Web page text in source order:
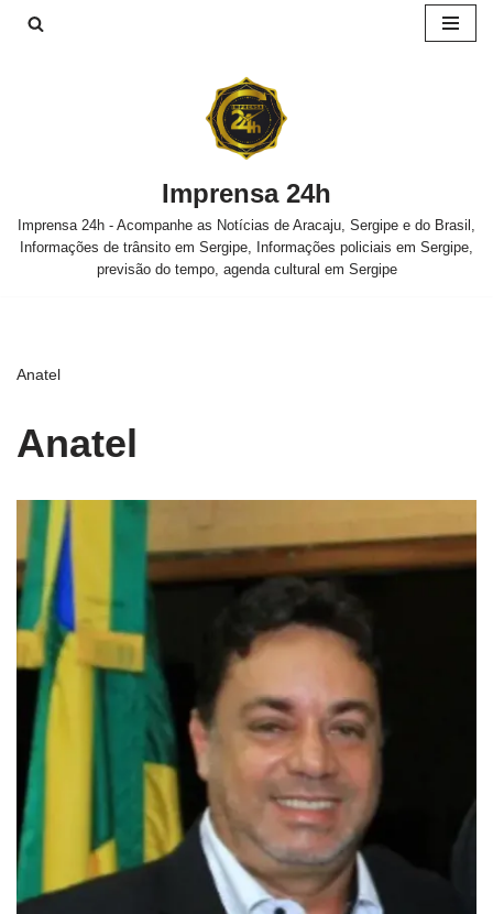
Imprensa 24h
Imprensa 24h - Acompanhe as Notícias de Aracaju, Sergipe e do Brasil,
Informações de trânsito em Sergipe, Informações policiais em Sergipe,
previsão do tempo, agenda cultural em Sergipe
Anatel
Anatel